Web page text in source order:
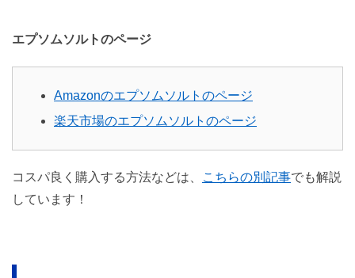
エプソムソルトのページ
Amazonのエプソムソルトのページ
楽天市場のエプソムソルトのページ
コスパ良く購入する方法などは、 こちらの別記事でも解説
しています！